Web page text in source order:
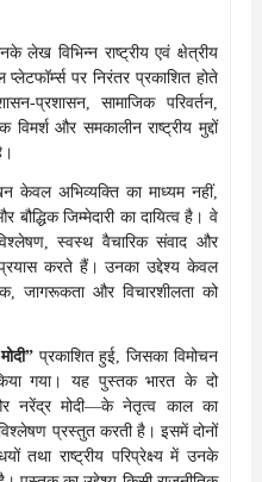
विभिन्न राष्ट्रीय एवं क्षेत्रीय
पर निरंतर प्रकाशित होते
प्रशासन, सामाजिक परिवर्तन,
विमर्श और समकालीन राष्ट्रीय मुद्दों
केवल अभिव्यक्ति का माध्यम नहीं,
जिम्मेदारी का दायित्व है। वे
स्वस्थ वैचारिक संवाद और
प्रयास करते हैं। उनका उद्देश्य केवल
जागरूकता और विचारशीलता को
प्रकाशित हुई, जिसका विमोचन
गया। यह पुस्तक भारत के दो
नरेंद्र मोदी—के नेतृत्व काल का
प्रस्तुत करती है। इसमें दोनों
तथा राष्ट्रीय परिप्रेक्ष्य में उनके